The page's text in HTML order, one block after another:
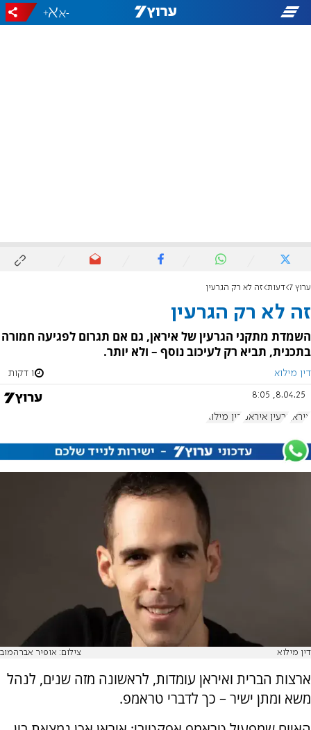
-
+
ערוץ 7 דעות זה לא רק הגרעין
זה לא רק הגרעין
השמדת מתקני הגרעין של איראן, גם אם תגרום לפגיעה חמורה
בתכנית, תביא רק לעיכוב נוסף – ולא יותר.
דין מילוא 1 דקות
8.04.25, 8:05
איראן גרעין איראני דין מילוא
דין מילוא צילום: אופיר אברהמוב
ארצות הברית ואיראן עומדות, לראשונה מזה שנים, לנהל
משא ומתן ישיר – כך לדברי טראמפ.